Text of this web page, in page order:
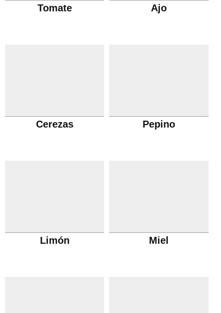
Tomate Ajo
Cerezas Pepino
Limón Miel